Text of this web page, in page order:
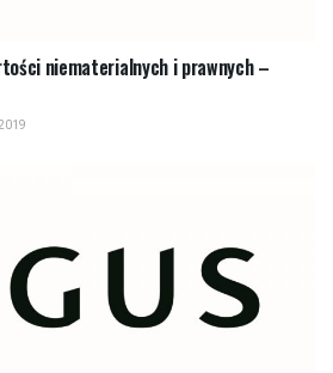
niematerialnych i prawnych –